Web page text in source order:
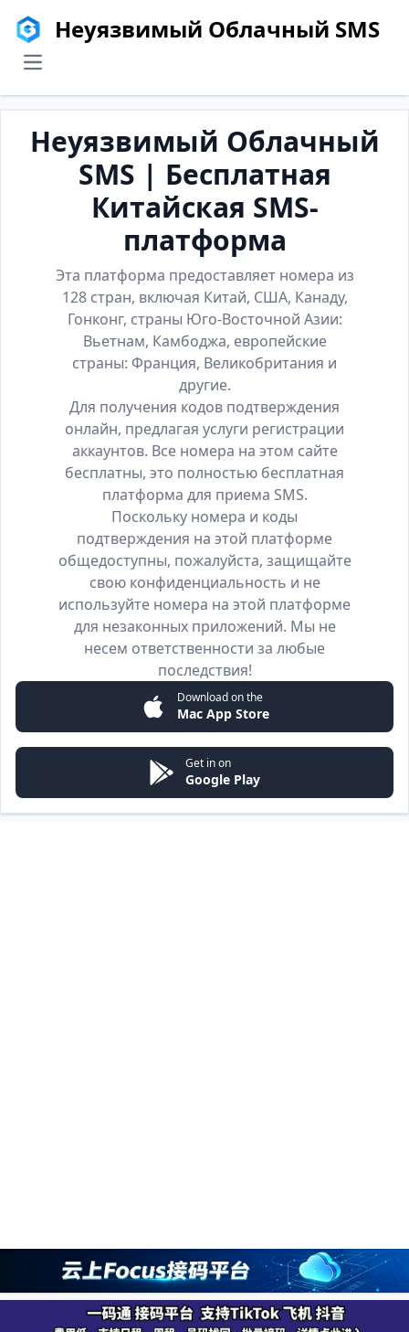
Неуязвимый Облачный SMS
menu
Неуязвимый Облачный
SMS | Бесплатная
Китайская SMS-
платформа
Эта платформа предоставляет номера из
128 стран, включая Китай, США, Канаду,
Гонконг, страны Юго-Восточной Азии:
Вьетнам, Камбоджа, европейские
страны: Франция, Великобритания и
другие.
Для получения кодов подтверждения
онлайн, предлагая услуги регистрации
аккаунтов. Все номера на этом сайте
бесплатны, это полностью бесплатная
платформа для приема SMS.
Поскольку номера и коды
подтверждения на этой платформе
общедоступны, пожалуйста, защищайте
свою конфиденциальность и не
используйте номера на этой платформе
для незаконных приложений. Мы не
несем ответственности за любые
последствия!
Download on the
Mac App Store
Get in on
Google Play